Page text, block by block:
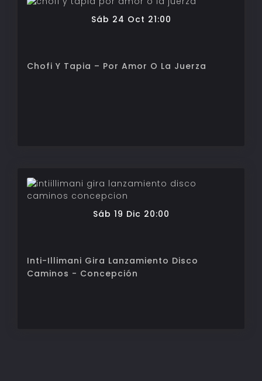
Sáb 24 Oct 21:00
Chofi Y Tapia – Por Amor O La Juerza
Sáb 19 Dic 20:00
Inti-Illimani Gira Lanzamiento Disco
Caminos - Concepción